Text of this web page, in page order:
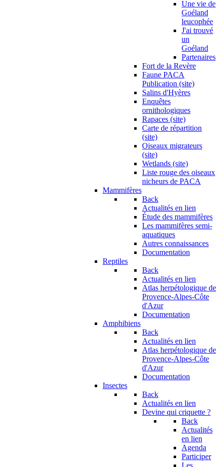
Une vie de
Goéland
leucophée
J'ai trouvé
un
Goéland
Partenaires
Fort de la Revère
Faune PACA
Publication (site)
Salins d'Hyères
Enquêtes
ornithologiques
Rapaces (site)
Carte de répartition
(site)
Oiseaux migrateurs
(site)
Wetlands (site)
Liste rouge des oiseaux
nicheurs de PACA
Mammifères
Back
Actualités en lien
Étude des mammifères
Les mammifères semi-
aquatiques
Autres connaissances
Documentation
Reptiles
Back
Actualités en lien
Atlas herpétologique de
Provence-Alpes-Côte
d'Azur
Documentation
Amphibiens
Back
Actualités en lien
Atlas herpétologique de
Provence-Alpes-Côte
d'Azur
Documentation
Insectes
Back
Actualités en lien
Devine qui criquette ?
Back
Actualités
en lien
Agenda
Participer